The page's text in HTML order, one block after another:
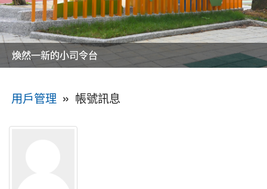
美麗的操場是我們活力的來源
美麗的操場是我們活力的來源
煥然一新的小司令台
煥然一新的小司令台
富含桃園埤塘田園風光意象的中廊
富含桃園埤塘田園風光意象的中廊
嶄新的中庭廣場
嶄新的中庭廣場
水生池生生不息
水生池生生不息
用戶管理 » 帳號訊息